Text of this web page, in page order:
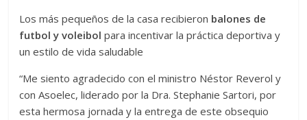
Los más pequeños de la casa recibieron balones de
futbol y voleibol para incentivar la práctica deportiva y
un estilo de vida saludable
“Me siento agradecido con el ministro Néstor Reverol y
con Asoelec, liderado por la Dra. Stephanie Sartori, por
esta hermosa jornada y la entrega de este obsequio